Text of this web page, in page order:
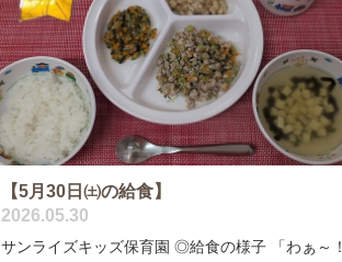
【5月30日㈯の給食】
2026.05.30
サンライズキッズ保育園 ◎給食の様子 「わぁ～！